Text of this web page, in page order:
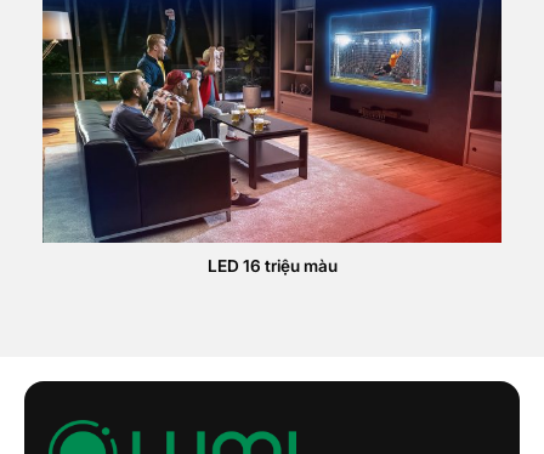
LED 16 triệu màu